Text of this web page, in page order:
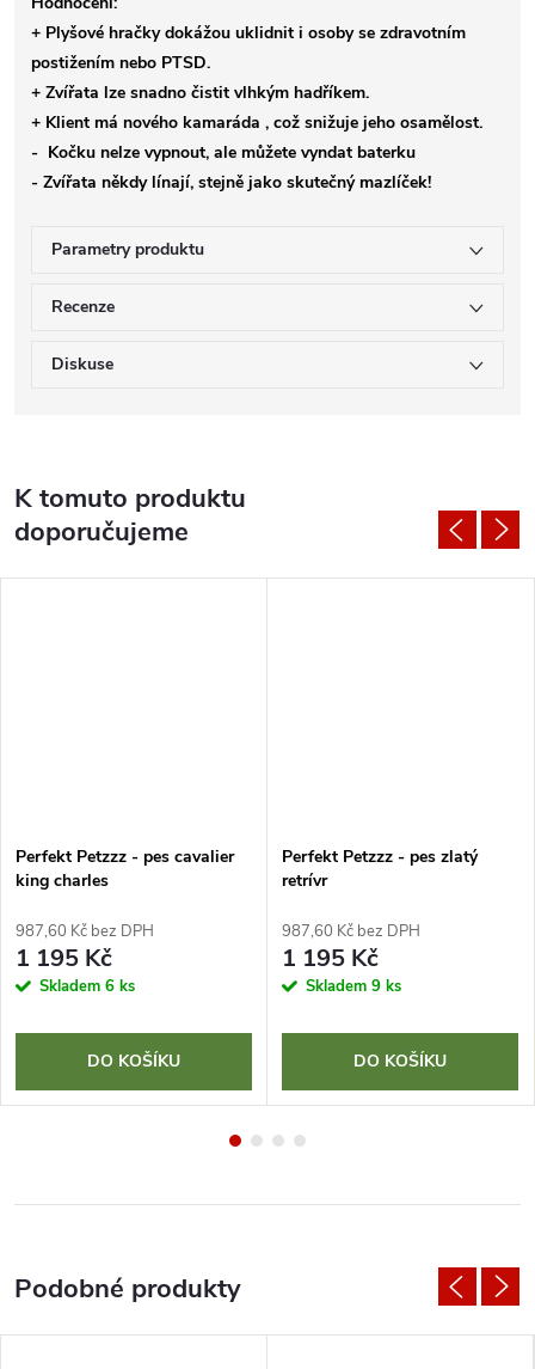
+ Plyšové hračky dokážou uklidnit i osoby se zdravotním
postižením nebo PTSD.
+ Zvířata lze snadno čistit vlhkým hadříkem.
+ Klient má nového kamaráda , což snižuje jeho osamělost.
- Kočku nelze vypnout, ale můžete vyndat baterku
- Zvířata někdy línají, stejně jako skutečný mazlíček!
Parametry produktu
Recenze
Diskuse
K tomuto produktu
doporučujeme
Perfekt Petzzz - pes cavalier
king charles
987,60 Kč bez DPH
1 195 Kč
Skladem 6 ks
DO KOŠÍKU
Perfekt Petzzz - pes zlatý
retrívr
987,60 Kč bez DPH
1 195 Kč
Skladem 9 ks
DO KOŠÍKU